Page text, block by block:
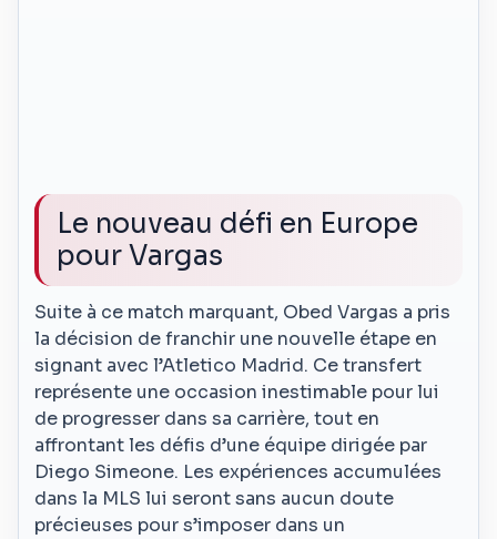
Le nouveau défi en Europe
pour Vargas
Suite à ce match marquant, Obed Vargas a pris
la décision de franchir une nouvelle étape en
signant avec l’Atletico Madrid. Ce transfert
représente une occasion inestimable pour lui
de progresser dans sa carrière, tout en
affrontant les défis d’une équipe dirigée par
Diego Simeone. Les expériences accumulées
dans la MLS lui seront sans aucun doute
précieuses pour s’imposer dans un